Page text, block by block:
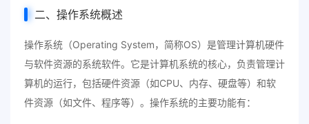
二、操作系统概述
操作系统（Operating System，简称OS）是管理计算机硬件
与软件资源的系统软件。它是计算机系统的核心，负责管理计
算机的运行，包括硬件资源（如CPU、内存、硬盘等）和软
件资源（如文件、程序等）。操作系统的主要功能有：